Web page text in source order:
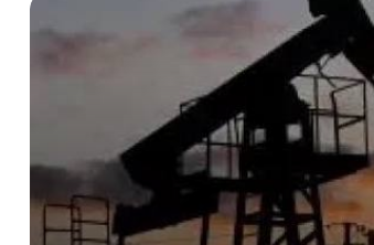
آخر تحديث لسعر اليورو مقابل الجنيه
المصري اليوم الخميس 6 أغسطس 2026
تراخيص السيارات تشهد انخفاضًا ملحوظًا
في يوليو مقارنة بشهر يونيو
كم سجل الدينار الكويتي اليوم؟ أسعار